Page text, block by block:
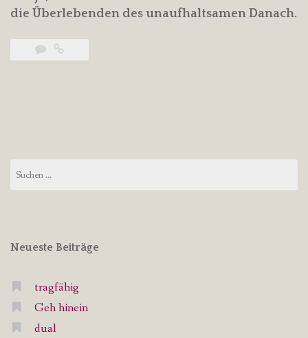
die Überlebenden des unaufhaltsamen Danach.
nach:
Neueste Beiträge
tragfähig
Geh hinein
dual